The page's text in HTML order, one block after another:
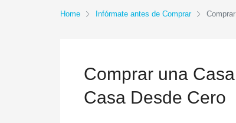
Home Infórmate antes de Comprar
Comprar una
Casa Desde Cero